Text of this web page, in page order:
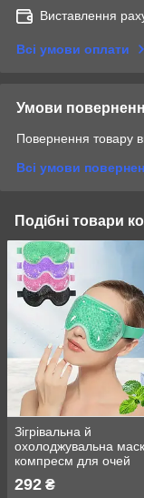
Виставлення
Всі умови оплати
Умови
Повернення товару
Всі умови
Подібні товари
Зігрівальна й
охолоджувальна
компресм для очей
292 ₴